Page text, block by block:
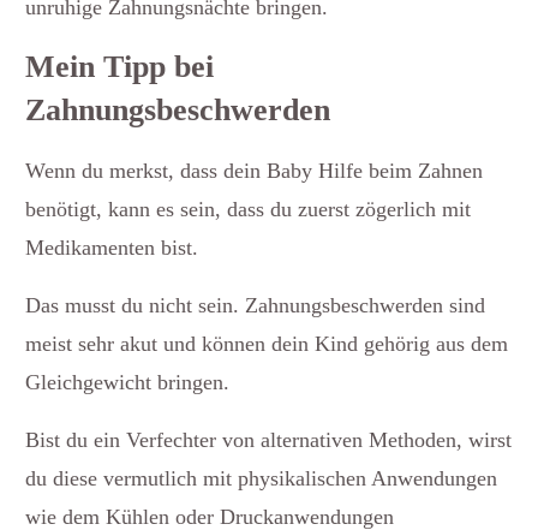
unruhige Zahnungsnächte bringen.
Mein Tipp bei
Zahnungsbeschwerden
Wenn du merkst, dass dein Baby Hilfe beim Zahnen
benötigt, kann es sein, dass du zuerst zögerlich mit
Medikamenten bist.
Das musst du nicht sein. Zahnungsbeschwerden sind
meist sehr akut und können dein Kind gehörig aus dem
Gleichgewicht bringen.
Bist du ein Verfechter von alternativen Methoden, wirst
du diese vermutlich mit physikalischen Anwendungen
wie dem Kühlen oder Druckanwendungen